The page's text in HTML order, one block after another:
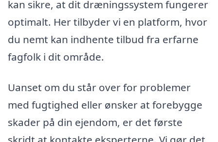
kan sikre, at dit dræningssystem fungerer
optimalt. Her tilbyder vi en platform, hvor
du nemt kan indhente tilbud fra erfarne
fagfolk i dit område.
Uanset om du står over for problemer
med fugtighed eller ønsker at forebygge
skader på din ejendom, er det første